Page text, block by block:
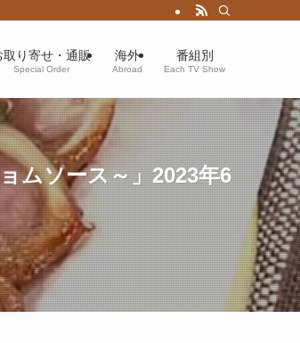
取り寄せ・通販
Special Order
海外
Abroad
番組別
Each TV Show
ムソース～」2023年6